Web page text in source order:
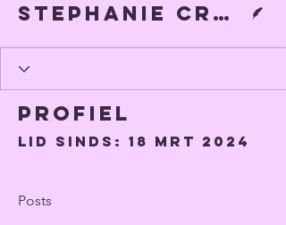
Stephanie Croes
Profiel
Lid sinds: 18 mrt 2024
Posts